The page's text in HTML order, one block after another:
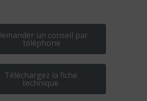
un conseil par
téléphone
Téléchargez la fiche
technique